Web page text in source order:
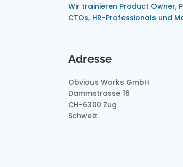
Wir trainieren Product Owner,
CTOs, HR-Professionals und
Adresse
Obvious Works GmbH
Dammstrasse 16
CH-6300 Zug
Schweiz